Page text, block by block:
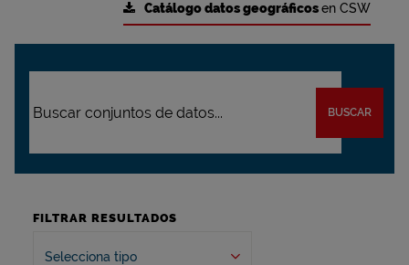
Catálogo datos geográficosen CSW
BUSCAR
FILTRAR RESULTADOS
Selecciona tipo